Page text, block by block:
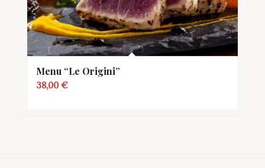
Menu “Le Origini”
38,00€